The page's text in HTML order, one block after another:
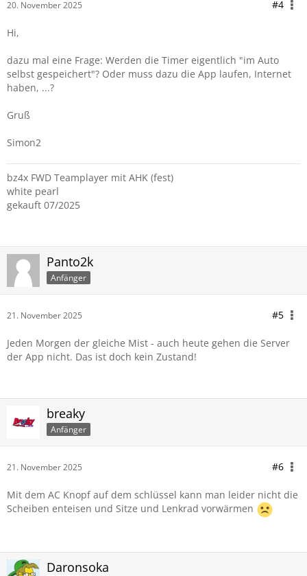
20. November 2025 #4
Hi,
dazu mal eine Frage: Werden die Timer eigentlich "im Auto
selbst gespeichert"? Oder muss dazu die App laufen, Internet
haben, ...?
Gruß
Simon2
bz4x FWD Teamplayer mit AHK (fest)
white pearl
gekauft 07/2025
Panto2k
Anfänger
21. November 2025 #5
Jeden Morgen der gleiche Mist - auch heute gehen die Server
der App nicht. Das ist doch kein Zustand!
breaky
Anfänger
21. November 2025 #6
Mit dem AC Knopf auf dem schlüssel kann man leider nicht die
Scheiben enteisen und Sitze und Lenkrad vorwärmen
Daronsoka